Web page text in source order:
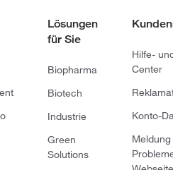
Lösungen
für Sie
Biopharma
Biotech
Industrie
Green
Solutions
Hilfe-
Center
Konto-
Meldung